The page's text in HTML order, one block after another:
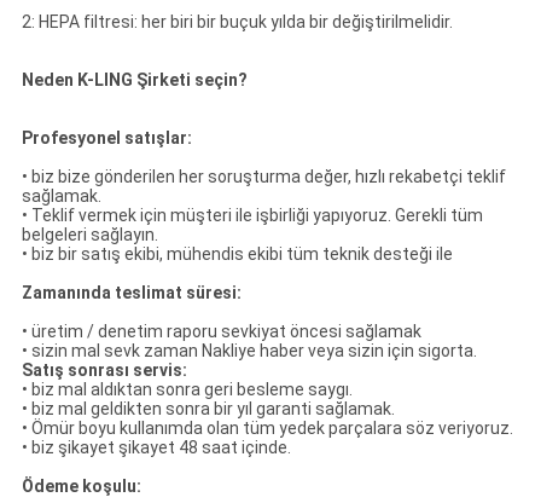
2: HEPA filtresi: her biri bir buçuk yılda bir değiştirilmelidir.
Neden K-LING Şirketi seçin?
Profesyonel satışlar:
• biz bize gönderilen her soruşturma değer, hızlı rekabetçi teklif
sağlamak.
• Teklif vermek için müşteri ile işbirliği yapıyoruz. Gerekli tüm
belgeleri sağlayın.
• biz bir satış ekibi, mühendis ekibi tüm teknik desteği ile
Zamanında teslimat süresi:
• üretim / denetim raporu sevkiyat öncesi sağlamak
• sizin mal sevk zaman Nakliye haber veya sizin için sigorta.
Satış sonrası servis:
• biz mal aldıktan sonra geri besleme saygı.
• biz mal geldikten sonra bir yıl garanti sağlamak.
• Ömür boyu kullanımda olan tüm yedek parçalara söz veriyoruz.
• biz şikayet şikayet 48 saat içinde.
Ödeme koşulu: